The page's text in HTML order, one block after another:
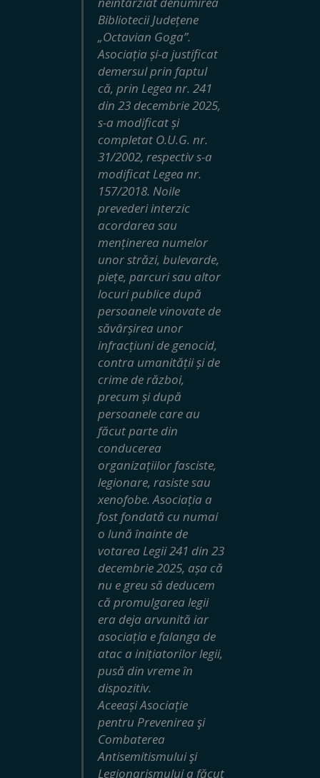
Bibliotecii Județene
„Octavian Goga”.
Asociația și-a justificat
demersul prin faptul
că, prin Legea nr. 241
din 23 decembrie 2025,
s-a modificat și
completat O.U.G. nr.
31/2002, respectiv s-a
modificat Legea nr.
157/2018. Noile
prevederi interzic
acordarea sau
menținerea numelor
unor străzi, bulevarde,
piețe, parcuri sau altor
locuri publice după
persoanele vinovate de
săvârșirea unor
infracțiuni de genocid,
contra umanității și de
crime de război,
precum și după
persoanele care au
făcut parte din
conducerea
organizațiilor fasciste,
legionare, rasiste sau
xenofobe. Asociația a
fost fondată cu numai
o lună înainte de
votarea Legii 241 din 23
decembrie 2025, așa că
nu e greu să deducem
că promulgarea legii
era deja arvunită iar
asociația e falanga de
atac a inițiatorilor legii,
pusă din vreme în
dispozitiv.
Aceeași Asociație
pentru Prevenirea şi
Combaterea
Antisemitismului şi
Legionarismului a făcut